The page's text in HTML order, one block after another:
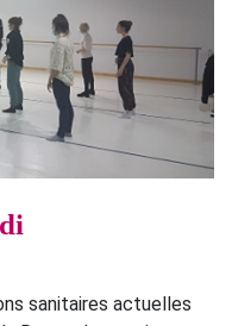
sanitaires actuelles